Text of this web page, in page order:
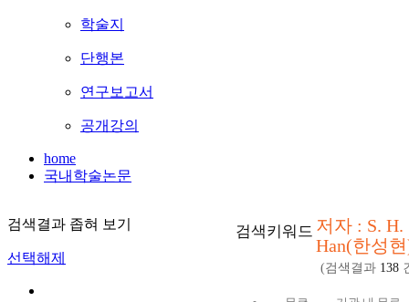
학술지
단행본
연구보고서
공개강의
home
국내학술논문
검색결과 좁혀 보기
선택해제
검색키워드 저자 : S. H.
Han(한성
(검색결과 138